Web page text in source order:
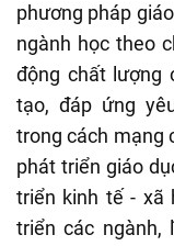
phương pháp
ngành học theo
động chất lượng
tạo, đáp ứng
trong cách mạng
phát triển giáo
triển kinh tế - xã
triển các ngành,